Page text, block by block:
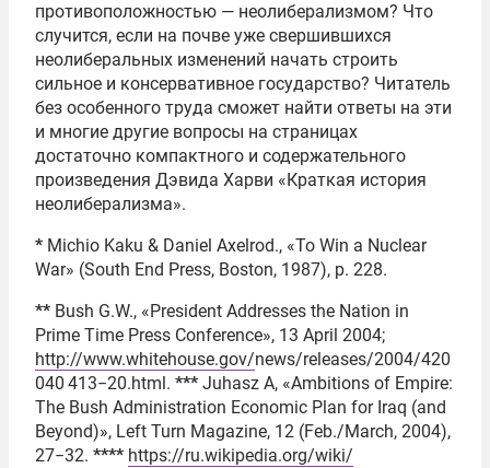
противоположностью — неолиберализмом? Что
случится, если на почве уже свершившихся
неолиберальных изменений начать строить
сильное и консервативное государство? Читатель
без особенного труда сможет найти ответы на эти
и многие другие вопросы на страницах
достаточно компактного и содержательного
произведения Дэвида Харви «Краткая история
неолиберализма».
* Michio Kaku & Daniel Axelrod., «To Win a Nuclear
War» (South End Press, Boston, 1987), p. 228.
** Bush G.W., «President Addresses the Nation in
Prime Time Press Conference», 13 April 2004;
http://www.whitehouse.gov/news/releases/2004/420
040 413−20.html. *** Juhasz A, «Ambitions of Empire:
The Bush Administration Economic Plan for Iraq (and
Beyond)», Left Turn Magazine, 12 (Feb./March, 2004),
27−32. **** https://ru.wikipedia.org/wiki/